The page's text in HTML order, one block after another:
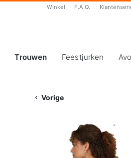
Winkel F.A.Q.
Trouwen Feestjurken
Vorige